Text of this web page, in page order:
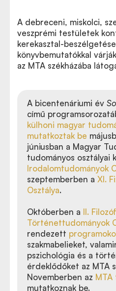
A debreceni, miskolci,
veszprémi testületek
kerekasztal-
könyvbemutatókkal
az MTA székházába
A bicentenáriumi év
című
külhoni magyar
mutatkoztak be
júniusban a Magyar
tudományos osztályai
Irodalomtudományok
szeptemberben a XI.
Osztálya.
Októberben a II.
Történettudományok
rendezett
szakmabelieket,
pszichológia és a
érdeklődőket az MTA
Novemberben az
mutatkoznak be.